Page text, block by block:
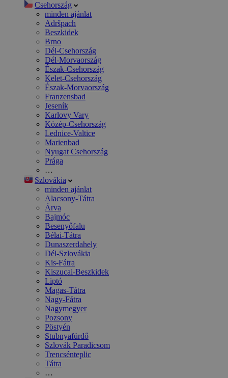
Csehország
minden ajánlat
Adršpach
Beszkidek
Brno
Dél-Csehország
Dél-Morvaország
Észak-Csehország
Kelet-Csehország
Észak-Morvaország
Franzensbad
Jeseník
Karlovy Vary
Közép-Csehország
Lednice-Valtice
Marienbad
Nyugat Csehország
Prága
…
Szlovákia
minden ajánlat
Alacsony-Tátra
Árva
Bajmóc
Besenyőfalu
Bélai-Tátra
Dunaszerdahely
Dél-Szlovákia
Kis-Fátra
Kiszucai-Beszkidek
Liptó
Magas-Tátra
Nagy-Fátra
Nagymegyer
Pozsony
Pöstyén
Stubnyafürdő
Szlovák Paradicsom
Trencsénteplic
Tátra
…